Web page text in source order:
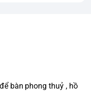
bàn phong thuỷ , hồ